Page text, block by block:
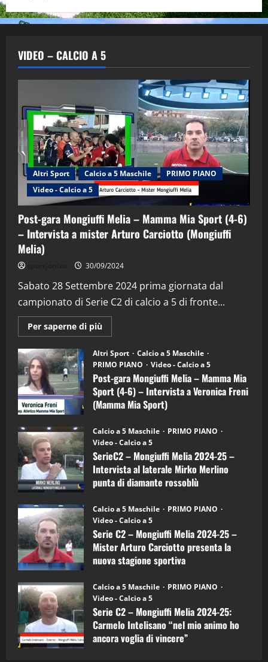
VIDEO – CALCIO A 5
Altri Sport Calcio a 5 Maschile
PRIMO PIANO
Video - Calcio a 5
Post-gara Mongiuffi Melia – Mamma Mia Sport (4-6)
– Intervista a mister Arturo Carciotto (Mongiuffi
Melia)
30/09/2024
Sabato 28 Settembre 2024 prima giornata dal
campionato di Serie C2 di calcio a 5 di fronte...
Per saperne di più
informazioni
Post-
gara
Mongiuffi
Melia
–
Mamma
Mia
Sport
6)
–
Intervista
a
mister
Arturo
Carciotto
(Mongiuffi
Altri Sport
Calcio a 5 Maschile
PRIMO PIANO
Video - Calcio a 5
Post-gara Mongiuffi Melia – Mamma Mia
Sport (4-6) – Intervista a Veronica Freni
(Mamma Mia Sport)
Calcio a 5 Maschile
PRIMO PIANO
Video - Calcio a 5
SerieC2 – Mongiuffi Melia 2024-25 –
Intervista al laterale Mirko Merlino
punta di diamante rossoblù
Calcio a 5 Maschile
PRIMO PIANO
Video - Calcio a 5
Serie C2 – Mongiuffi Melia 2024-25 –
Mister Arturo Carciotto presenta la
nuova stagione sportiva
Calcio a 5 Maschile
PRIMO PIANO
Video - Calcio a 5
Serie C2 – Mongiuffi Melia 2024-25:
Carmelo Intelisano “nel mio animo ho
ancora voglia di vincere”
2
“SportEmpire” in Podcast: 29^ Puntata
(Martedi 28 Aprile 2026)
28/04/2026
3
"SportEmpire" in Podcast
“SportEmpire” in Podcast: 28^ Puntata
(Martedi 21 Aprile 2026)
21/04/2026
4
“SportEmpire” in Podcast: 27^ Puntata
(Martedi 14 Aprile 2026)
15/04/2026
5
“SportEmpire” in Podcast: 26^ Puntata
(Martedi 07 Aprile 2026)
08/04/2026
1
“SportEmpire” in Podcast: 30^ Puntata
(Martedi 05 Maggio 2026)
08/05/2026